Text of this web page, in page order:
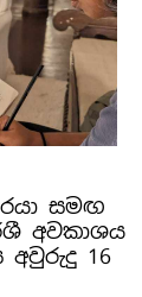
සමඟ
අවකාශය
අවුරුදු 16